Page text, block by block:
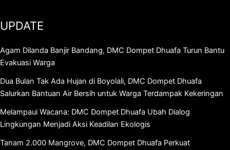
UPDATE
Agam Dilanda Banjir Bandang, DMC Dompet Dhuafa Turun Bantu
Evakuasi Warga
Dua Bulan Tak Ada Hujan di Boyolali, DMC Dompet Dhuafa
Salurkan Bantuan Air Bersih untuk Warga Terdampak Kekeringan
Melampaui Wacana: DMC Dompet Dhuafa Ubah Dialog
Lingkungan Menjadi Aksi Keadilan Ekologis
Tanam 2.000 Mangrove, DMC Dompet Dhuafa Perkuat